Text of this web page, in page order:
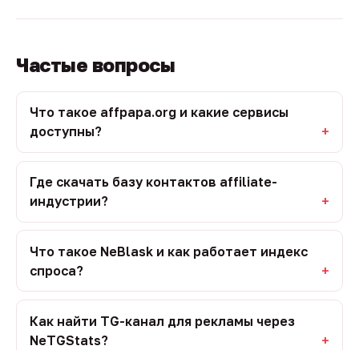
Частые вопросы
Что такое affpapa.org и какие сервисы
доступны?
Где скачать базу контактов affiliate-
индустрии?
Что такое NeBlask и как работает индекс
спроса?
Как найти TG-канал для рекламы через
NeTGStats?